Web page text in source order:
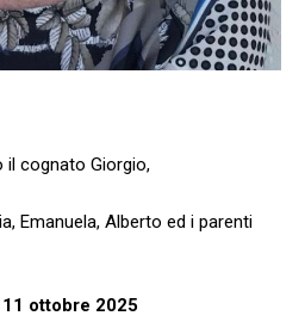
il cognato Giorgio,
Emanuela, Alberto ed i parenti
ottobre 2025